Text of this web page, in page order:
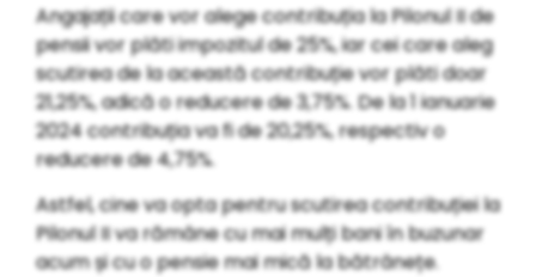
Angajații care vor alege contribuția la Pilonul II de
pensii vor plăti impozitul de 25%, iar cei care aleg
scutirea de la această contribuție vor plăti doar
21,25%, adică o reducere de 3,75%. De la 1 ianuarie
2024 contribuția va fi de 20,25%, respectiv o
reducere de 4,75%.
Astfel, cine va opta pentru scutirea contribuției la
Pilonul II va rămâne cu mai mulți bani în buzunar
acum și cu o pensie mai mică la bătrânețe.